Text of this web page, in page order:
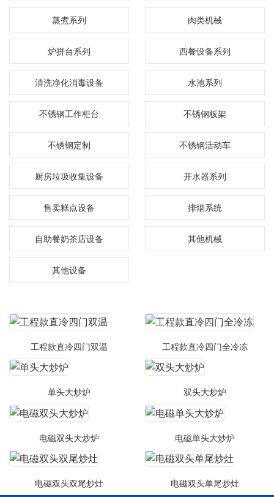
蒸煮系列 肉类机械
炉拼台系列 西餐设备系列
清洗净化消毒设备 水池系列
不锈钢工作柜台 不锈钢板架
不锈钢定制 不锈钢活动车
厨房垃圾收集设备 开水器系列
售卖糕点设备 排烟系统
自助餐奶茶店设备 其他机械
其他设备
工程款直冷四门双温 工程款直冷四门全冷冻
单头大炒炉 双头大炒炉
电磁双头大炒炉 电磁单头大炒炉
电磁双头双尾炒灶 电磁双头单尾炒灶